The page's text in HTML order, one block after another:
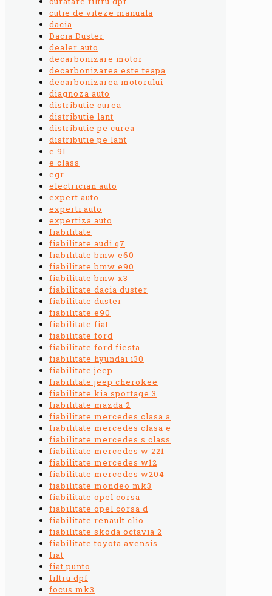
cutie de viteze manuala
dacia
Dacia Duster
dealer auto
decarbonizare motor
decarbonizarea este teapa
decarbonizarea motorului
diagnoza auto
distributie curea
distributie lant
distributie pe curea
distributie pe lant
e 91
e class
egr
electrician auto
expert auto
experti auto
expertiza auto
fiabilitate
fiabilitate audi q7
fiabilitate bmw e60
fiabilitate bmw e90
fiabilitate bmw x3
fiabilitate dacia duster
fiabilitate duster
fiabilitate e90
fiabilitate fiat
fiabilitate ford
fiabilitate ford fiesta
fiabilitate hyundai i30
fiabilitate jeep
fiabilitate jeep cherokee
fiabilitate kia sportage 3
fiabilitate mazda 2
fiabilitate mercedes clasa a
fiabilitate mercedes clasa e
fiabilitate mercedes s class
fiabilitate mercedes w 221
fiabilitate mercedes w12
fiabilitate mercedes w204
fiabilitate mondeo mk3
fiabilitate opel corsa
fiabilitate opel corsa d
fiabilitate renault clio
fiabilitate skoda octavia 2
fiabilitate toyota avensis
fiat
fiat punto
filtru dpf
focus mk3